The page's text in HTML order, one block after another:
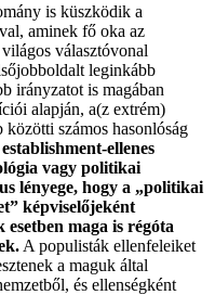
is küszködik a
aminek fő oka az
választóvonal
leginkább
irányzatot is magában
alapján, a(z extrém)
számos hasonlóság
ellenes
vagy politikai
lényege, hogy a „politikai
képviselőjeként
maga is régóta
A populisták ellenfeleiket
a maguk által
és ellenségként